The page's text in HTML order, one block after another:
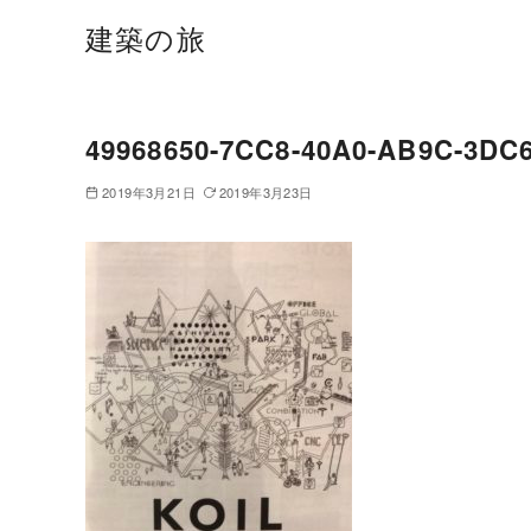
建築の旅
49968650-7CC8-40A0-AB9C-
2019年3月21日 2019年3月23日